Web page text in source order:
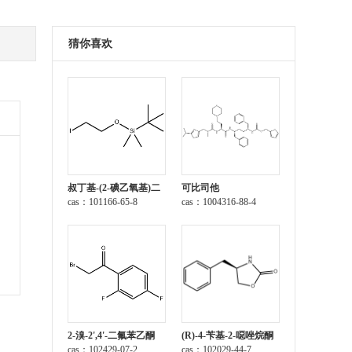
猜你喜欢
叔丁基-(2-碘乙氧基)二
甲基硅烷
cas：101166-65-8
可比司他
cas：1004316-88-4
2-溴-2',4'-二氟苯乙酮
cas：102429-07-2
(R)-4-苄基-2-噁唑烷酮
cas：102029-44-7